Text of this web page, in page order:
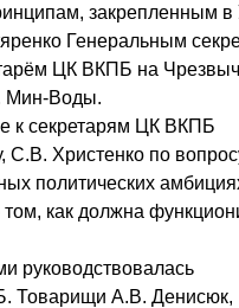
закрепленным в
Генеральным
ЦК ВКПБ на
Мин-Воды.
к секретарям ЦК ВКПБ
С.В. Христенко по
политических
как должна
руководствовалась
Товарищи А.В. Денисюк,